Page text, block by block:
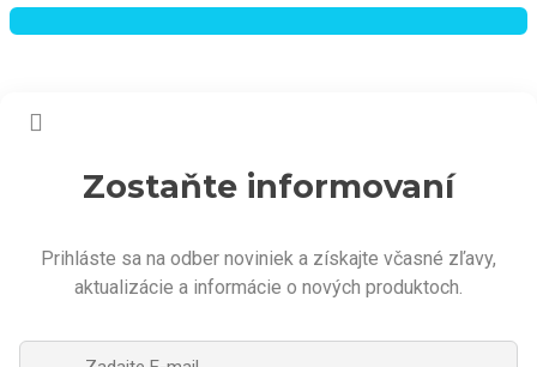
Zostaňte informovaní
Prihláste sa na odber noviniek a získajte včasné zľavy,
aktualizácie a informácie o nových produktoch.